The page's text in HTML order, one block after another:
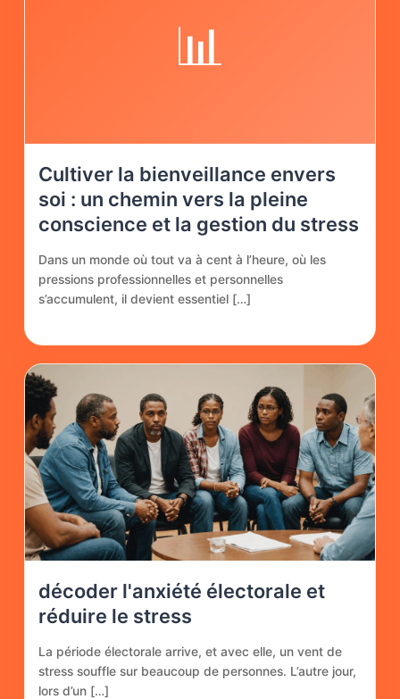
📊
Cultiver la bienveillance envers
soi : un chemin vers la pleine
conscience et la gestion du stress
Dans un monde où tout va à cent à l’heure, où les
pressions professionnelles et personnelles
s’accumulent, il devient essentiel […]
décoder l'anxiété électorale et
réduire le stress
La période électorale arrive, et avec elle, un vent de
stress souffle sur beaucoup de personnes. L’autre jour,
lors d’un […]